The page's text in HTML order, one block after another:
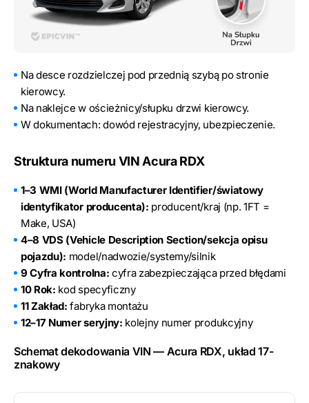
Na desce rozdzielczej pod przednią szybą po stronie
kierowcy.
Na naklejce w ościeżnicy/słupku drzwi kierowcy.
W dokumentach: dowód rejestracyjny, ubezpieczenie.
Struktura numeru VIN Acura RDX
1–3 WMI (World Manufacturer Identifier/światowy
identyfikator producenta): producent/kraj (np. 1FT =
Make, USA)
4–8 VDS (Vehicle Description Section/sekcja opisu
pojazdu): model/nadwozie/systemy/silnik
9 Cyfra kontrolna: cyfra zabezpieczająca przed błędami
10 Rok: kod specyficzny
11 Zakład: fabryka montażu
12–17 Numer seryjny: kolejny numer produkcyjny
Schemat dekodowania VIN — Acura RDX, układ 17-
znakowy